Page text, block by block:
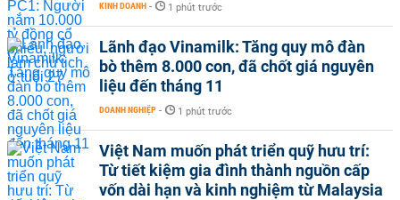
KINH DOANH - 1 phút trước
Lãnh đạo Vinamilk: Tăng quy mô đàn
bò thêm 8.000 con, đã chốt giá nguyên
liệu đến tháng 11
DOANH NGHIỆP - 1 phút trước
Việt Nam muốn phát triển quỹ hưu trí:
Từ tiết kiệm gia đình thành nguồn cấp
vốn dài hạn và kinh nghiệm từ Malaysia